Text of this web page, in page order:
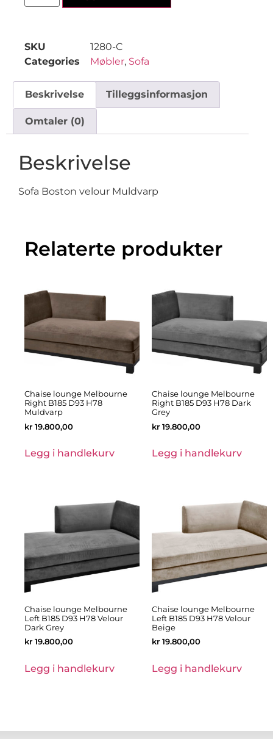
SKU
1280-C
Categories
Møbler, Sofa
Beskrivelse Tilleggsinformasjon
Omtaler (0)
Beskrivelse
Sofa Boston velour Muldvarp
Relaterte produkter
Chaise lounge Melbourne
Right B185 D93 H78
Muldvarp
kr 19.800,00
Legg i handlekurv
Chaise lounge Melbourne
Right B185 D93 H78 Dark
Grey
kr 19.800,00
Legg i handlekurv
Chaise lounge Melbourne
Left B185 D93 H78 Velour
Dark Grey
kr 19.800,00
Legg i handlekurv
Chaise lounge Melbourne
Left B185 D93 H78 Velour
Beige
kr 19.800,00
Legg i handlekurv